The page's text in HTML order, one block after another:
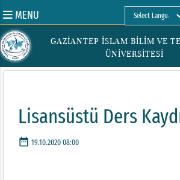
MENU
Powered by
GAZİANTEP İSLAM BİLİM VE
ÜNİVERSİTESİ
Lisansüstü Ders
date_range 19.10.2020 08:00